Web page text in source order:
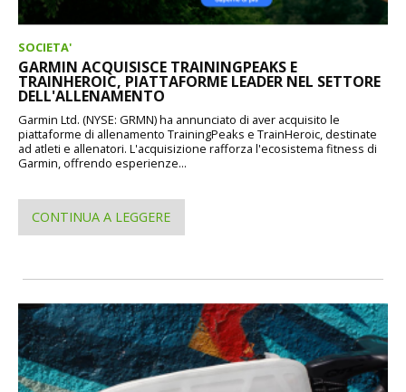
SOCIETA'
GARMIN ACQUISISCE TRAININGPEAKS E
TRAINHEROIC, PIATTAFORME LEADER NEL SETTORE
DELL'ALLENAMENTO
Garmin Ltd. (NYSE: GRMN) ha annunciato di aver acquisito le
piattaforme di allenamento TrainingPeaks e TrainHeroic, destinate
ad atleti e allenatori. L'acquisizione rafforza l'ecosistema fitness di
Garmin, offrendo esperienze...
CONTINUA A LEGGERE